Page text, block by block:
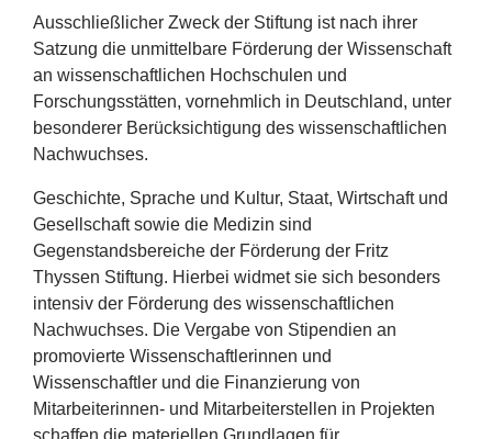
Ausschließlicher Zweck der Stiftung ist nach ihrer
Satzung die unmittelbare Förderung der Wissenschaft
an wissenschaftlichen Hochschulen und
Forschungsstätten, vornehmlich in Deutschland, unter
besonderer Berücksichtigung des wissenschaftlichen
Nachwuchses.
Geschichte, Sprache und Kultur, Staat, Wirtschaft und
Gesellschaft sowie die Medizin sind
Gegenstandsbereiche der Förderung der Fritz
Thyssen Stiftung. Hierbei widmet sie sich besonders
intensiv der Förderung des wissenschaftlichen
Nachwuchses. Die Vergabe von Stipendien an
promovierte Wissenschaftlerinnen und
Wissenschaftler und die Finanzierung von
Mitarbeiterinnen- und Mitarbeiterstellen in Projekten